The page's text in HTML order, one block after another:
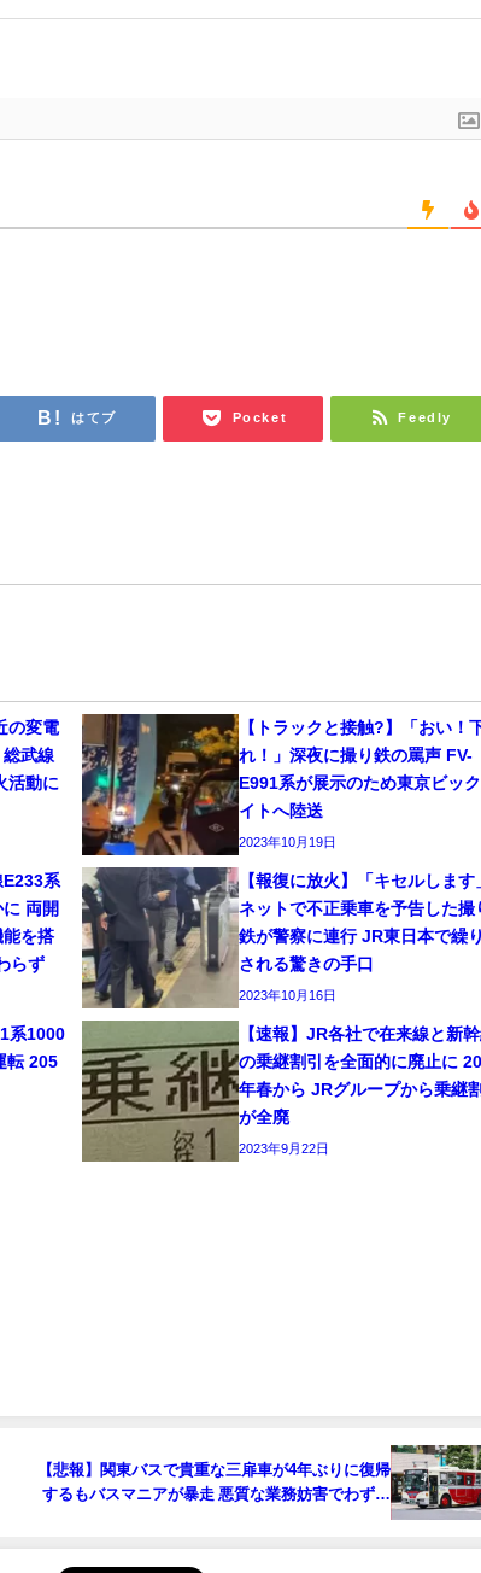
はてブ Pocket Feedly
の変電
総武線
活動に
【トラックと接触?】「おい！
れ！」深夜に撮り鉄の罵声 FV-
E991系が展示のため東京ビッ
イトへ陸送
2023年10月19日
E233系
両開
能を搭
らず
【報復に放火】「キセルします
ネットで不正乗車を予告した撮
鉄が警察に連行 JR東日本で繰
される驚きの手口
2023年10月16日
系1000
転 205
【速報】JR各社で在来線と新
の乗継割引を全面的に廃止に
年春から JRグループから乗継
が全廃
2023年9月22日
【悲報】関東バスで貴重な三扉車が4年ぶりに復帰
するもバスマニアが暴走 悪質な業務妨害でわずか